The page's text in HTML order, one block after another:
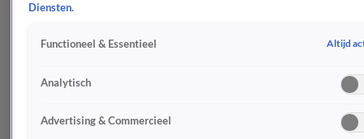
Diensten.
Functioneel & Essentieel Altijd
Analytisch
Advertising & Commercieel